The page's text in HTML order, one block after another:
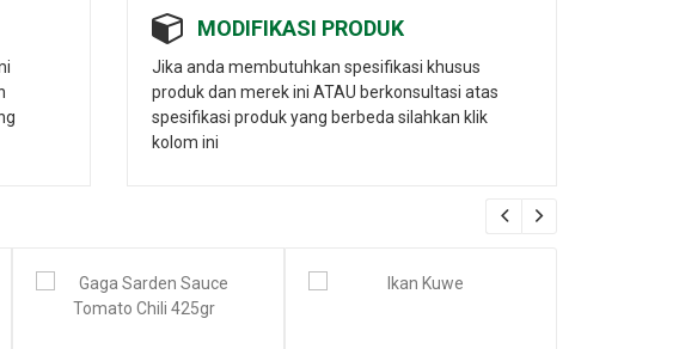
MODIFIKASI PRODUK
Jika anda membutuhkan spesifikasi khusus
produk dan merek ini ATAU berkonsultasi atas
spesifikasi produk yang berbeda silahkan klik
kolom ini